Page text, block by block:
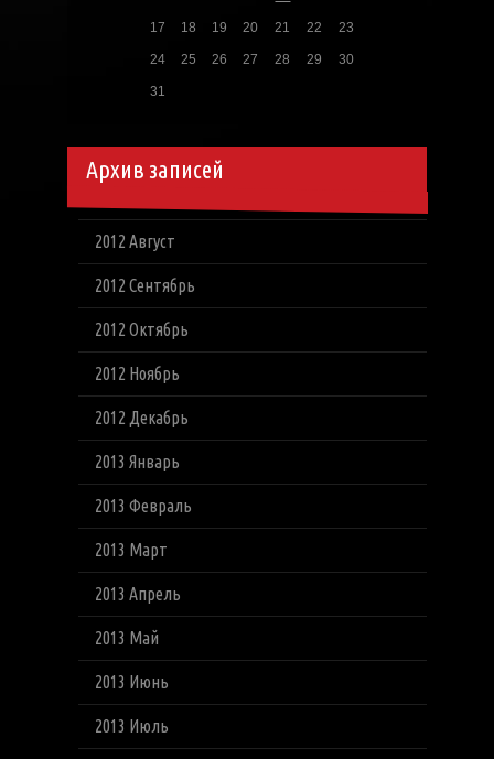
17 18 19 20 21 22 23
24 25 26 27 28 29 30
31
Архив записей
2012 Август
2012 Сентябрь
2012 Октябрь
2012 Ноябрь
2012 Декабрь
2013 Январь
2013 Февраль
2013 Март
2013 Апрель
2013 Май
2013 Июнь
2013 Июль